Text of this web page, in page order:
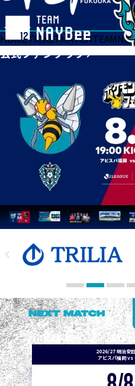
HOMETICKETMATCHTEAM
NEXT MATCH
2026/27 明治安
アビスパ福岡 vs